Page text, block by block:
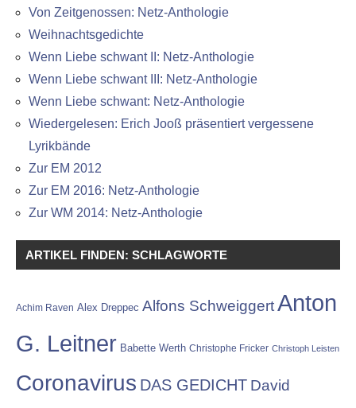
Von Zeitgenossen: Netz-Anthologie
Weihnachtsgedichte
Wenn Liebe schwant II: Netz-Anthologie
Wenn Liebe schwant III: Netz-Anthologie
Wenn Liebe schwant: Netz-Anthologie
Wiedergelesen: Erich Jooß präsentiert vergessene
Lyrikbände
Zur EM 2012
Zur EM 2016: Netz-Anthologie
Zur WM 2014: Netz-Anthologie
ARTIKEL FINDEN: SCHLAGWORTE
Achim Raven Alex Dreppec Alfons SchweiggertAnton
G. Leitner Babette Werth Christophe Fricker Christoph Leisten
Coronavirus DAS GEDICHT David